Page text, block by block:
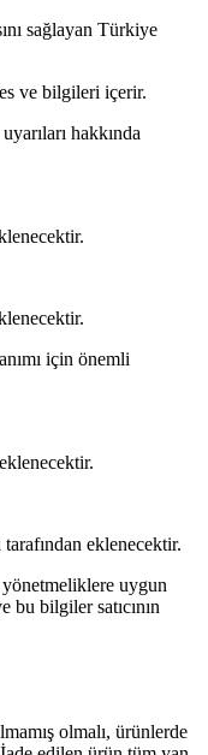
sağlayan Türkiye
ve bilgileri içerir.
hakkında
için önemli
tarafından eklenecektir.
uygun
bu bilgiler satıcının
olmalı, ürünlerde